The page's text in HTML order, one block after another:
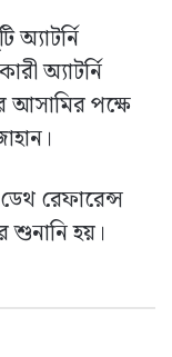
অ্যাটর্নি
অ্যাটর্নি
পক্ষে
রেফারেন্স
হয়।